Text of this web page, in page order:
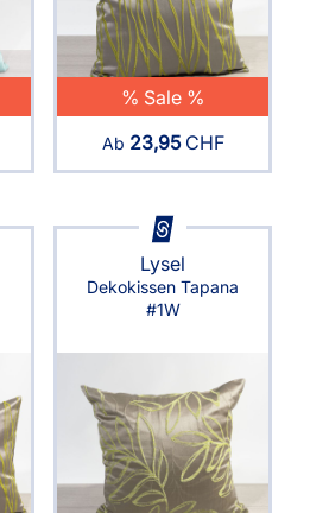
% Sale %
Ab 23,95CHF
Lysel
Dekokissen Tapana
#1W